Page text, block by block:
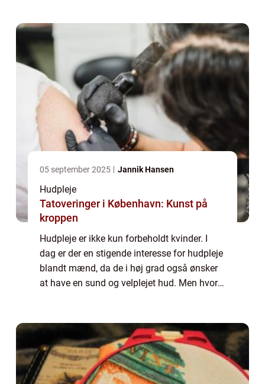
05 september 2025 Jannik Hansen
Hudpleje
Tatoveringer i København: Kunst på
kroppen
Hudpleje er ikke kun forbeholdt kvinder. I
dag er der en stigende interesse for hudpleje
blandt mænd, da de i høj grad også ønsker
at have en sund og velplejet hud. Men hvor